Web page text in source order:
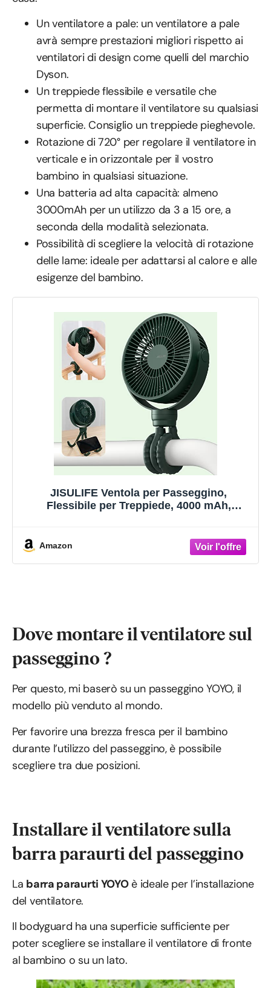
Un ventilatore a pale: un ventilatore a pale
avrà sempre prestazioni migliori rispetto ai
ventilatori di design come quelli del marchio
Dyson.
Un treppiede flessibile e versatile che
permetta di montare il ventilatore su qualsiasi
superficie. Consiglio un treppiede pieghevole.
Rotazione di 720° per regolare il ventilatore in
verticale e in orizzontale per il vostro
bambino in qualsiasi situazione.
Una batteria ad alta capacità: almeno
3000mAh per un utilizzo da 3 a 15 ore, a
seconda della modalità selezionata.
Possibilità di scegliere la velocità di rotazione
delle lame: ideale per adattarsi al calore e alle
esigenze del bambino.
JISULIFE Ventola per Passeggino,
Flessibile per Treppiede, 4000 mAh,
Amazon
Dove montare il ventilatore sul
passeggino ?
Per questo, mi baserò su un passeggino YOYO, il
modello più venduto al mondo.
Per favorire una brezza fresca per il bambino
durante l’utilizzo del passeggino, è possibile
scegliere tra due posizioni.
Installare il ventilatore sulla
barra paraurti del passeggino
La barra paraurti YOYOè ideale per l’installazione
del ventilatore.
Il bodyguard ha una superficie sufficiente per
poter scegliere se installare il ventilatore di fronte
al bambino o su un lato.